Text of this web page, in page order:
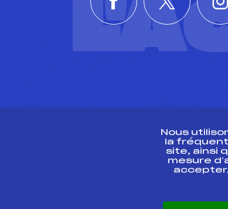
Nous
la
site, ainsi
mesure